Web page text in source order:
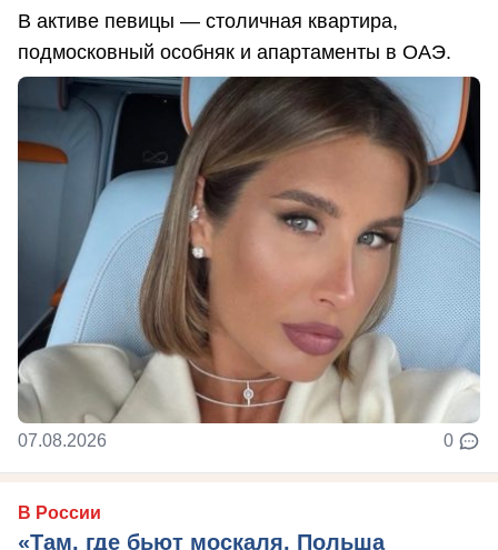
В активе певицы — столичная квартира,
подмосковный особняк и апартаменты в ОАЭ.
07.08.2026 0
В России
«Там, где бьют москаля, Польша